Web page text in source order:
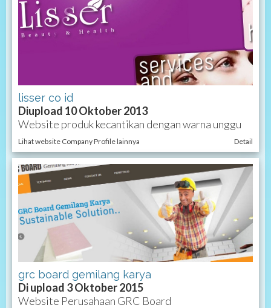
lisser co id
Diupload 10 Oktober 2013
Website produk kecantikan dengan warna unggu
Lihat website Company Profile lainnya Detail
grc board gemilang karya
Di upload 3 Oktober 2015
Website Perusahaan GRC Board